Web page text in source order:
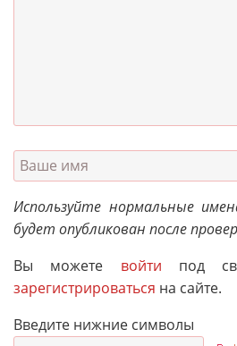
Используйте нормальные
будет опубликован после
Вы можете войти под
зарегистрироваться на сайте.
Введите нижние символы